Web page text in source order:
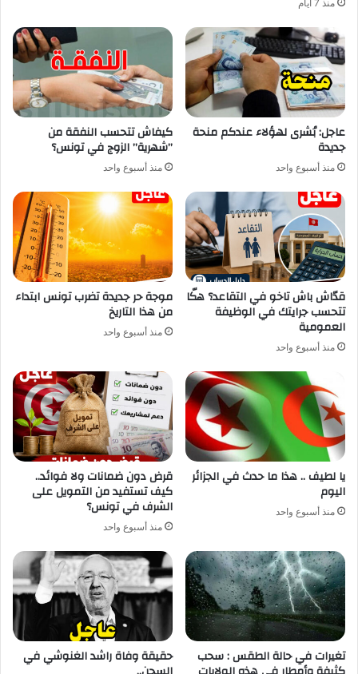
منذ 7 أيام
عاجل: بُشرى لهؤلاء عندكم منحة
جديدة
منذ أسبوع واحد
كيفاش تتحسب النفقة من
”شهرية” الزوج في تونس؟
منذ أسبوع واحد
قدّاش باش تاخو في التقاعد؟ هكّا
تتحسب جرايتك في الوظيفة
العمومية
منذ أسبوع واحد
موجة حر جديدة تضرب تونس ابتداء
من هذا التاريخ
منذ أسبوع واحد
يا لطيف .. هذا ما حدث في الجزائر
اليوم
منذ أسبوع واحد
قرض دون ضمانات ولا فوائد..
كيف تستفيد من التمويل على
الشرف في تونس؟
منذ أسبوع واحد
تغيرات في حالة الطقس : سحب حقيقة وفاة راشد الغنوشي في